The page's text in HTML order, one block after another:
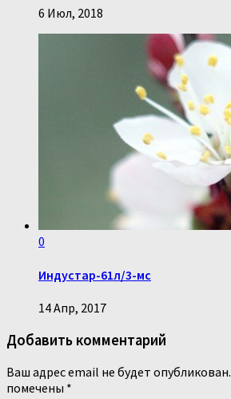
6 Июл, 2018
0
Индустар-61л/3-мс
14 Апр, 2017
Добавить комментарий
Ваш адрес email не будет опубликован.
помечены *